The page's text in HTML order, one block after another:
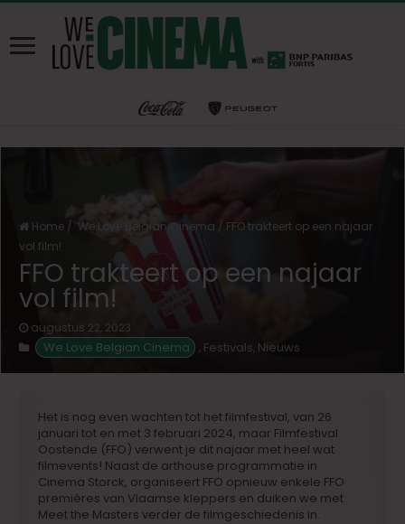
Home / We Love Belgian Cinema / FFO trakteert op een najaar
vol film!
FFO trakteert op een najaar
vol film!
augustus 22, 2023
We Love Belgian Cinema , Festivals, Nieuws
Het is nog even wachten tot het filmfestival, van 26
januari tot en met 3 februari 2024, maar Filmfestival
Oostende (FFO) verwent je dit najaar met heel wat
filmevents! Naast de arthouse programmatie in
Cinema Storck, organiseert FFO opnieuw enkele FFO
premières van Vlaamse kleppers en duiken we met
Meet the Masters verder de filmgeschiedenis in.